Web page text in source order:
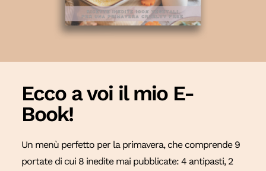
Ecco a voi il mio E-
Book!
Un menù perfetto per la primavera, che comprende 9
portate di cui 8 inedite mai pubblicate: 4 antipasti, 2